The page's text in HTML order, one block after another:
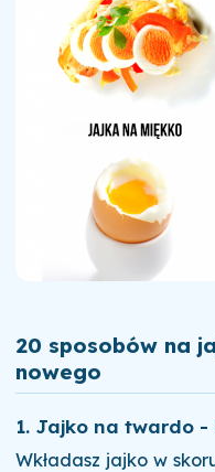
20 sposobów na
nowego
1. Jajko na twardo
Wkładasz jajko w